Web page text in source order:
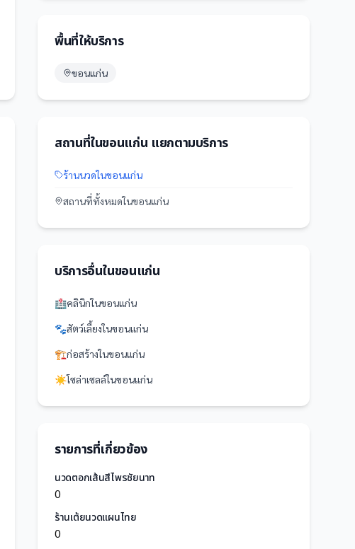
พื้นที่ให้บริการ
ขอนแก่น
สถานที่ในขอนแก่น แยกตามบริการ
ร้านนวดในขอนแก่น
สถานที่ทั้งหมดในขอนแก่น
บริการอื่นในขอนแก่น
🏥คลินิกในขอนแก่น
🐾สัตว์เลี้ยงในขอนแก่น
🏗️ก่อสร้างในขอนแก่น
☀️โซล่าเซลล์ในขอนแก่น
รายการที่เกี่ยวข้อง
นวดตอกเส้นสีไพรชัยนาท
0
ร้านเต้ยนวดแผนไทย
0